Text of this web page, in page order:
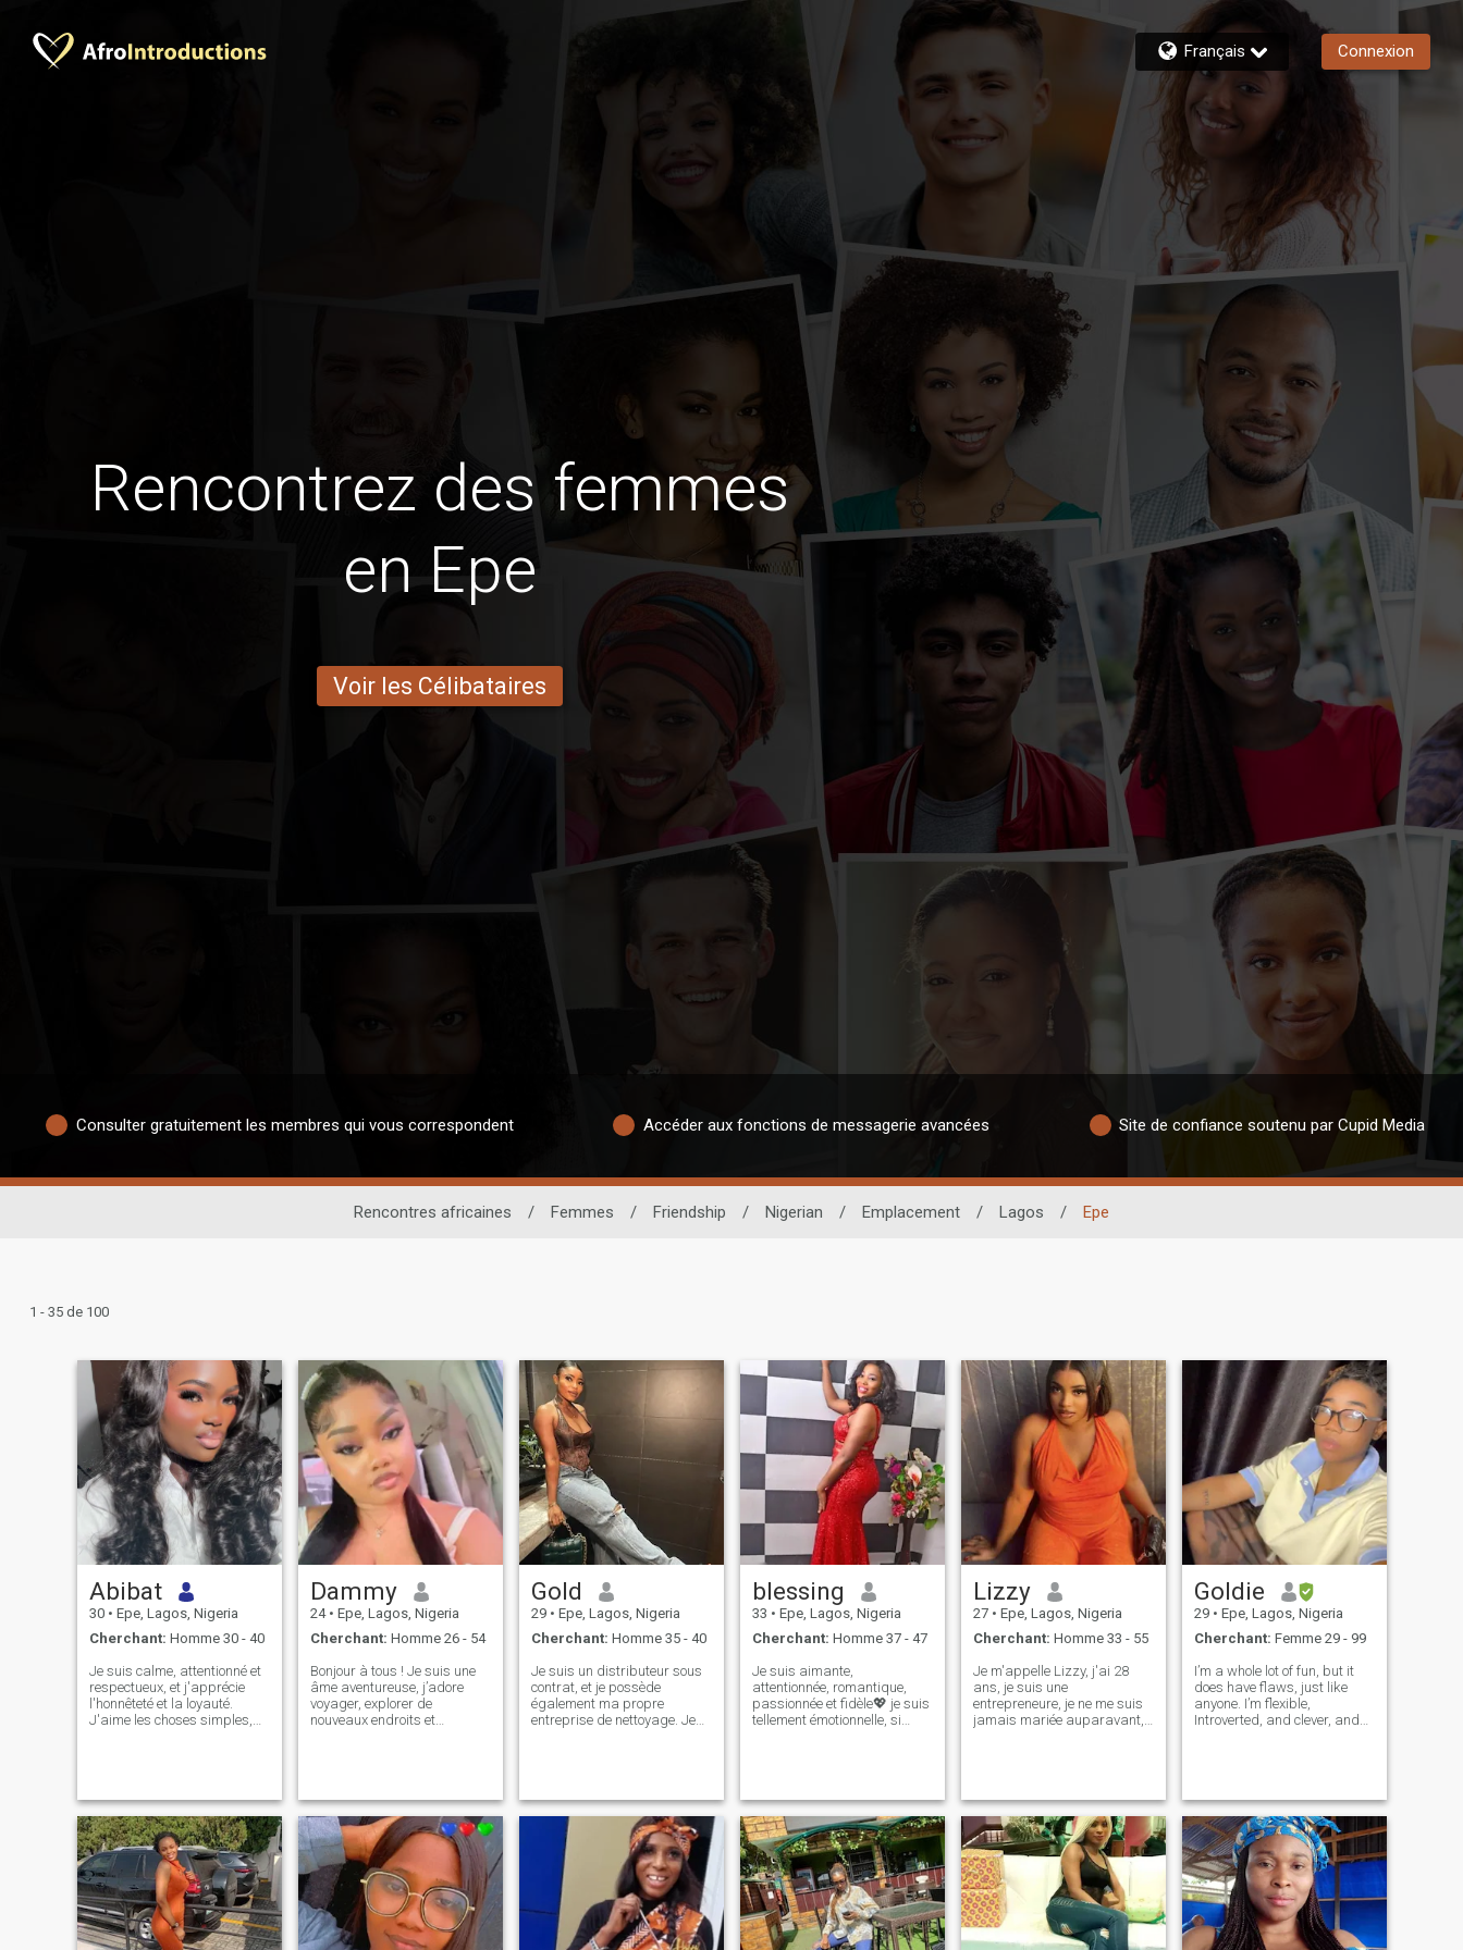
Français Connexion
Rencontrez des femmes
en Epe
Voir les Célibataires
Consulter gratuitement les membres qui vous correspondent Accéder aux fonctions de messagerie avancées Site de confiance soutenu par Cupid Media
Rencontres africaines / Femmes / Friendship / Nigerian / Emplacement / Lagos / Epe
1 - 35 de 100
Abibat
30 • Epe, Lagos, Nigeria
Cherchant: Homme 30 - 40
Je suis calme, attentionné et
respectueux, et j'apprécie
l'honnêteté et la loyauté.
J'aime les choses simples,
la bonne personne.
Dammy
24 • Epe, Lagos, Nigeria
Cherchant: Homme 26 - 54
Bonjour à tous ! Je suis une
âme aventureuse, j’adore
voyager, explorer de
nouveaux endroits et
travers le style est une belle
vue J’aime rire et profiter de
la vie, alors croyez-moi si
vous avez un grand sens de
l’humour, nous nous
entendons certainement, je
vais fondre😅. Je suis un
ambivert, j’aime mon espace
et je peux être papillon social
Gold
29 • Epe, Lagos, Nigeria
Cherchant: Homme 35 - 40
Je suis un distributeur sous
contrat, et je possède
également ma propre
entreprise de nettoyage. Je
belle petite fille... J'ai une vie
pleine et bénie et j'en suis
tellement reconnaissante.
Maintenant je cherche
quelqu'un qui peut me faire
rire. Pour être parfaitement
honnête, peu importe que
nous ayons beaucoup en
commun ou non. J’adore
blessing
33 • Epe, Lagos, Nigeria
Cherchant: Homme 37 - 47
Je suis aimante,
attentionnée, romantique,
passionnée et fidèle💖 je suis
tellement émotionnelle, si
profond quand je suis seul.
J'aime la photographie, la
plage et la musique et les
films, je ne suis pas dans les
boîtes de nuit mais j'aime
aller au restaurant. J'adore
aller dans des endroits tels
que le zoo, l'aquarium, le
musée ou avoir un barbecue.
Lizzy
27 • Epe, Lagos, Nigeria
Cherchant: Homme 33 - 55
Je m'appelle Lizzy, j'ai 28
ans, je suis une
entrepreneure, je ne me suis
jamais mariée auparavant,
l'âge, je l'aime Dieu et je suis
orientée vers la famille,
J'aime la loyauté et Je suis
fidèle au noya Envoyez-moi
un courriel pour plus
d'informations. Je vous en
prie, monsieur.
Goldie
29 • Epe, Lagos, Nigeria
Cherchant: Femme 29 - 99
I’m a whole lot of fun, but it
does have flaws, just like
anyone. I’m flexible,
Introverted, and clever, and
great lovers,I’m highly
enthusiastic and en